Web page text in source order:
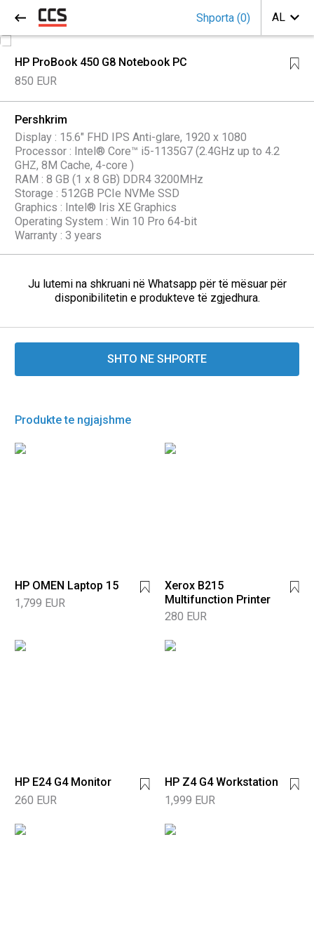
Shporta(0)
HP ProBook 450 G8 Notebook PC
850 EUR
Pershkrim
Display : 15.6" FHD IPS Anti-glare, 1920 x 1080
Processor : Intel® Core™ i5-1135G7 (2.4GHz up to 4.2
GHZ, 8M Cache, 4-core )
RAM : 8 GB (1 x 8 GB) DDR4 3200MHz
Storage : 512GB PCIe NVMe SSD
Graphics : Intel® Iris XE Graphics
Operating System : Win 10 Pro 64-bit
Warranty : 3 years
Ju lutemi na shkruani në Whatsapp për të mësuar për
disponibilitetin e produkteve të zgjedhura.
SHTO NE SHPORTE
Produkte te ngjajshme
HP OMEN Laptop 15
1,799 EUR
Xerox B215
Multifunction Printer
280 EUR
HP E24 G4 Monitor
260 EUR
HP Z4 G4 Workstation
1,999 EUR